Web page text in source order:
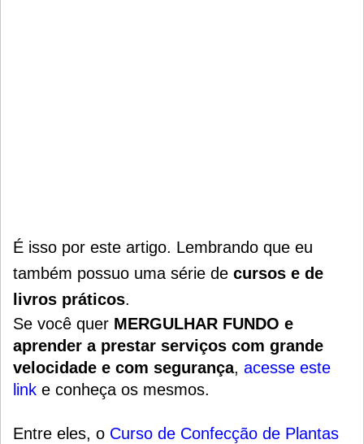
É isso por este artigo. Lembrando que eu
também possuo uma série de cursos e de
livros práticos.
Se você quer MERGULHAR FUNDO e
aprender a prestar serviços com grande
velocidade e com segurança, acesse este
link e conheça os mesmos.
Entre eles, o Curso de Confecção de Plantas